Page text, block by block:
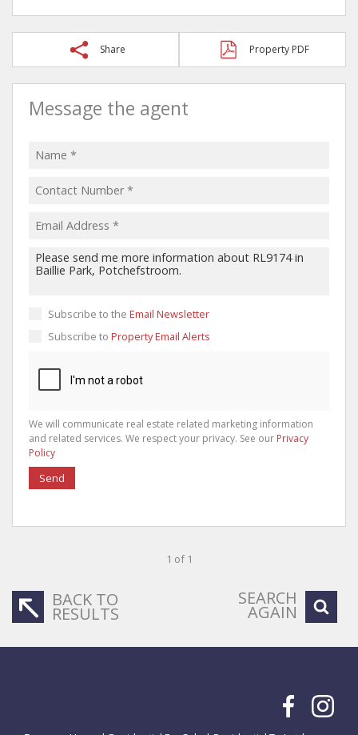
Share Property PDF
Message the agent
Subscribe to the Email Newsletter
Subscribe to Property Email Alerts
We will communicate real estate related marketing information
and related services. We respect your privacy. See our Privacy
Policy
Send
1 of 1
BACK TO
RESULTS
SEARCH
AGAIN